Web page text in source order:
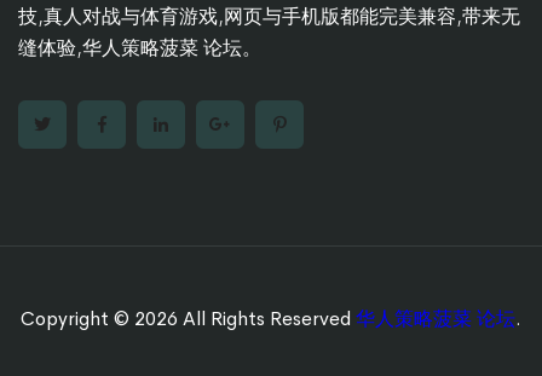
技,真人对战与体育游戏,网页与手机版都能完美兼容,带来无
缝体验,华人策略菠菜 论坛。
Copyright © 2026 All Rights Reserved 华人策略菠菜 论坛.